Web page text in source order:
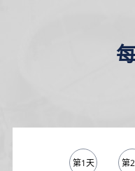
第1天 第